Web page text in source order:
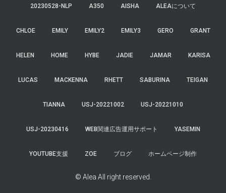
20230528-NLP A350 AISHA ALEAについて
CHLOE EMILY EMILY2 EMILY3 GERO GRANT
HELEN HOME HYBE JADIE JAMAR KARISA
LUCAS MACKENNA RHETT SABURINA TEIGAN
TIANNA USJ-20221002 USJ-20221010
USJ-20230416 WEB関連広告運用サポート YASEMIN
YOUTUBE支援 ZOE ブログ ホームページ制作
© Alea All right reserved.